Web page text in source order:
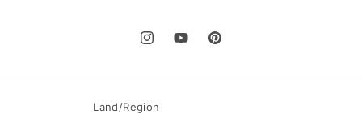
InstagramYouTubePinterest
Land/Region